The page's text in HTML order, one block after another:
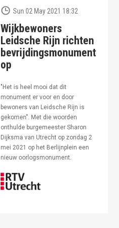
Sun 02 May 2021 18:32
Wijkbewoners
Leidsche Rijn richten
bevrijdingsmonument
op
"Het is heel mooi dat dit
monument er voor en door
bewoners van Leidsche Rijn is
gekomen". Met die woorden
onthulde burgemeester Sharon
Dijksma van Utrecht op zondag 2
mei 2021 op het Berlijnplein een
nieuw oorlogsmonument.